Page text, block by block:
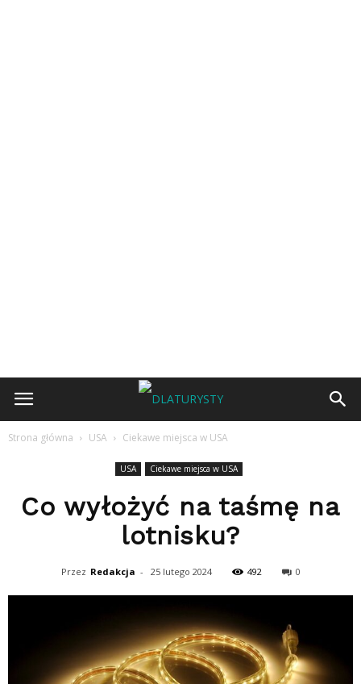
Strona główna USA Ciekawe miejsca w USA
USA Ciekawe miejsca w USA
Co wyłożyć na taśmę na
lotnisku?
Przez Redakcja - 25 lutego 2024 492 0